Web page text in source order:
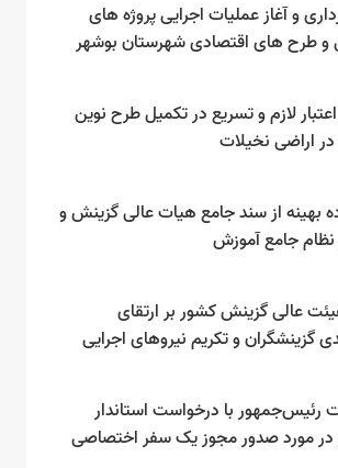
و آغاز عملیات اجرایی پروژه های
و طرح های اقتصادی شهرستان بوشهر
لازم و تسریع در تکمیل طرح نوین
در اراضی نخیلات
بهینه از سند جامع هیات عالی گزینش و‌
جامع آموزش
عالی گزینش کشور بر ارتقای
گزینشگران و تکریم نیروهای اجرایی
رئیس‌جمهور با درخواست استاندار
در مورد صدور مجوز یک سفر اختصاصی